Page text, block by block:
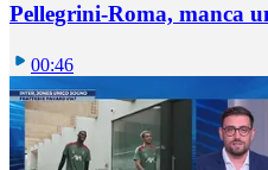
Pellegrini-Roma, manca
00:46